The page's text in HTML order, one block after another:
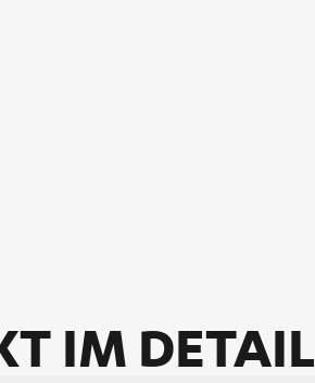
IM DE­TAIL